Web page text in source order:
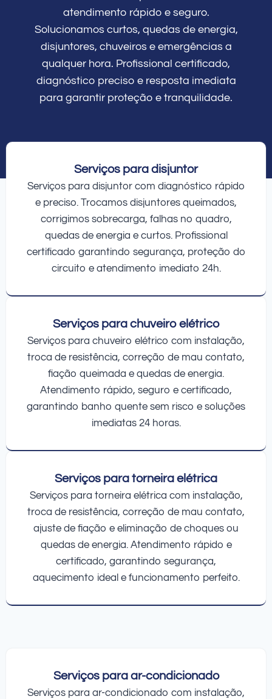
atendimento rápido e seguro.
Solucionamos curtos, quedas de energia,
disjuntores, chuveiros e emergências a
qualquer hora. Profissional certificado,
diagnóstico preciso e resposta imediata
para garantir proteção e tranquilidade.
Serviços para disjuntor
Serviços para disjuntor com diagnóstico rápido
e preciso. Trocamos disjuntores queimados,
corrigimos sobrecarga, falhas no quadro,
quedas de energia e curtos. Profissional
certificado garantindo segurança, proteção do
circuito e atendimento imediato 24h.
Serviços para chuveiro elétrico
Serviços para chuveiro elétrico com instalação,
troca de resistência, correção de mau contato,
fiação queimada e quedas de energia.
Atendimento rápido, seguro e certificado,
garantindo banho quente sem risco e soluções
imediatas 24 horas.
Serviços para torneira elétrica
Serviços para torneira elétrica com instalação,
troca de resistência, correção de mau contato,
ajuste de fiação e eliminação de choques ou
quedas de energia. Atendimento rápido e
certificado, garantindo segurança,
aquecimento ideal e funcionamento perfeito.
Serviços para ar-condicionado
Serviços para ar-condicionado com instalação,